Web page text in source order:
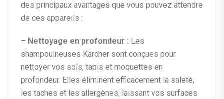
des principaux avantages que vous pouvez attendre
de ces appareils :
– Nettoyage en profondeur : Les
shampouineuses Kärcher sont conçues pour
nettoyer vos sols, tapis et moquettes en
profondeur. Elles éliminent efficacement la saleté,
les taches et les allergènes, laissant vos surfaces